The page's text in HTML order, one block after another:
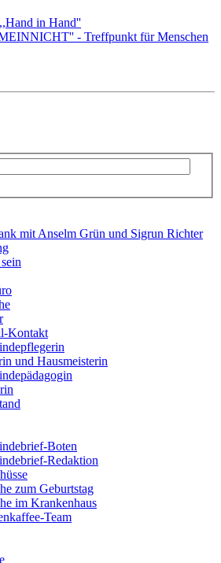
in Hand''
- Treffpunkt für Menschen
mit Anselm Grün und Sigrun Richter
Kontakt
und Hausmeisterin
Boten
Redaktion
zum Geburtstag
im Krankenhaus
Team